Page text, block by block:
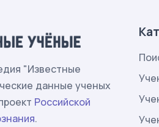
"Известные
данные ученых
Российской
.